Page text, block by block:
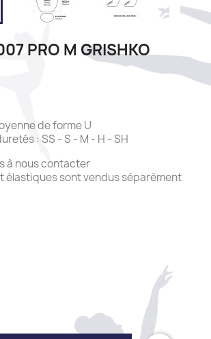
PRO M GRISHKO
de forme U
: SS - S - M - H - SH
à nous contacter
élastiques sont vendus séparément